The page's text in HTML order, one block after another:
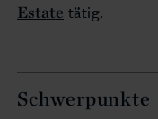
Estate tätig.
Schwerpunkte